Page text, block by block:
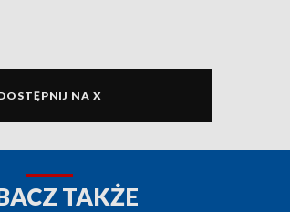
NA X
TAKŻE